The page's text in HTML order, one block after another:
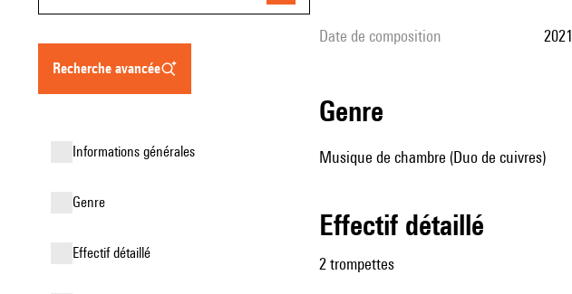
recherche avancée
informations générales
genre
effectif détaillé
date de composition 2021
genre
Musique de chambre (Duo de cuivres)
effectif détaillé
2 trompettes